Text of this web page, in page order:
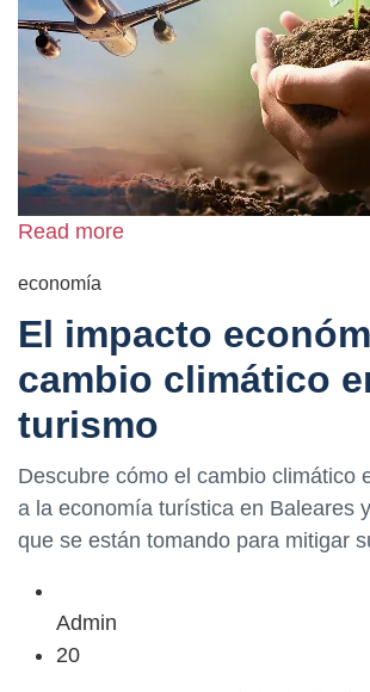
Read more
economía
El impacto
cambio climático
turismo
Descubre cómo el cambio climático
a la economía turística en Baleares
que se están tomando para mitigar
Admin
20